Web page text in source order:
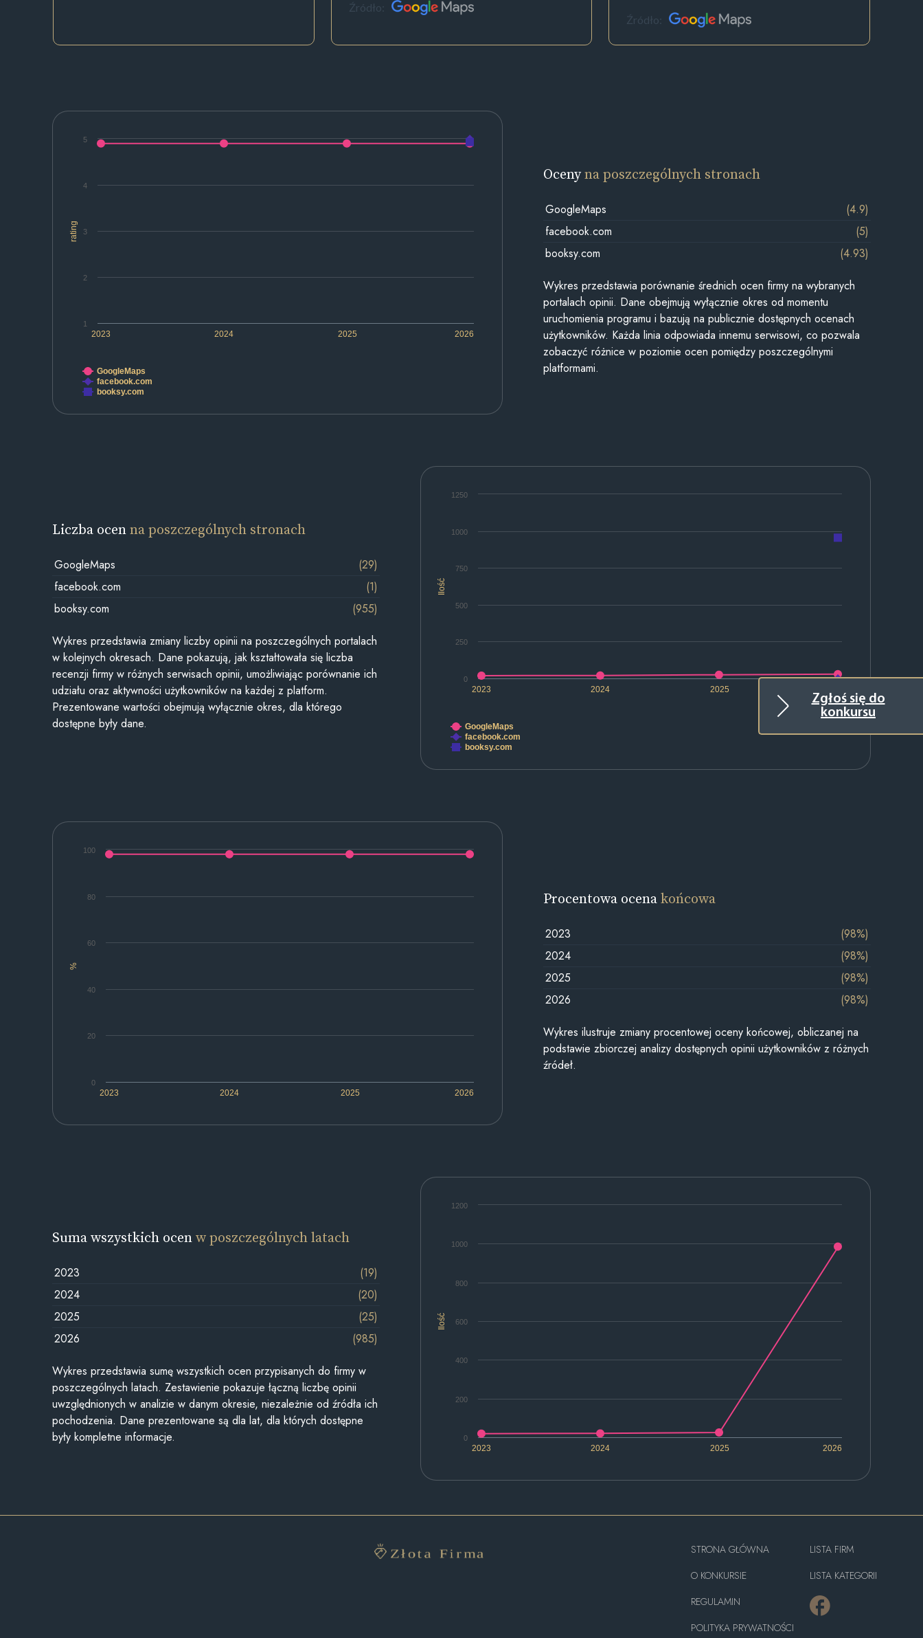
Zgłoś się do
konkursu
Źródło:
Źródło:
rating
2023 2024 2025 2026
1
2
3
4
5
GoogleMaps
facebook.com
booksy.com
Ocenyna poszczególnych stronach
GoogleMaps
(4.9)
facebook.com
(5)
booksy.com
(4.93)
Wykres przedstawia porównanie średnich ocen firmy na wybranych
portalach opinii. Dane obejmują wyłącznie okres od momentu
uruchomienia programu i bazują na publicznie dostępnych ocenach
użytkowników. Każda linia odpowiada innemu serwisowi, co pozwala
zobaczyć różnice w poziomie ocen pomiędzy poszczególnymi
platformami.
Ilość
2023 2024 2025
0
1000
250
500
750
1250
GoogleMaps
facebook.com
booksy.com
Liczba ocenna poszczególnych stronach
GoogleMaps
(29)
facebook.com
(1)
booksy.com
(955)
Wykres przedstawia zmiany liczby opinii na poszczególnych portalach
w kolejnych okresach. Dane pokazują, jak kształtowała się liczba
recenzji firmy w różnych serwisach opinii, umożliwiając porównanie ich
udziału oraz aktywności użytkowników na każdej z platform.
Prezentowane wartości obejmują wyłącznie okres, dla którego
dostępne były dane.
%
2023 2024 2025 2026
0
20
40
60
80
100
Procentowa ocenakońcowa
2023
(98%)
2024
(98%)
2025
(98%)
2026
(98%)
Wykres ilustruje zmiany procentowej oceny końcowej, obliczanej na
podstawie zbiorczej analizy dostępnych opinii użytkowników z różnych
źródeł.
Ilość
2023 2024 2025 2026
0
200
400
600
800
1000
1200
Suma wszystkich ocenw poszczególnych latach
2023
(19)
2024
(20)
2025
(25)
2026
(985)
Wykres przedstawia sumę wszystkich ocen przypisanych do firmy w
poszczególnych latach. Zestawienie pokazuje łączną liczbę opinii
uwzględnionych w analizie w danym okresie, niezależnie od źródła ich
pochodzenia. Dane prezentowane są dla lat, dla których dostępne
były kompletne informacje.
STRONA GŁÓWNA
O KONKURSIE
REGULAMIN
POLITYKA PRYWATNOŚCI
LISTA FIRM
LISTA KATEGORII